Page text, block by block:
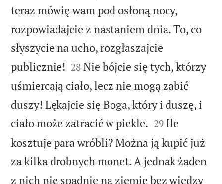
teraz mówię wam pod osłoną nocy,
rozpowiadajcie z nastaniem dnia. To, co
słyszycie na ucho, rozgłaszajcie
publicznie! 

28 Nie bójcie się tych, którzy
uśmiercają ciało, lecz nie mogą zabić
duszy! Lękajcie się Boga, który i duszę, i
ciało może zatracić w piekle. 

29 Ile
kosztuje para wróbli? Można ją kupić już
za kilka drobnych monet. A jednak żaden
z nich nie spadnie na ziemię bez wiedzy